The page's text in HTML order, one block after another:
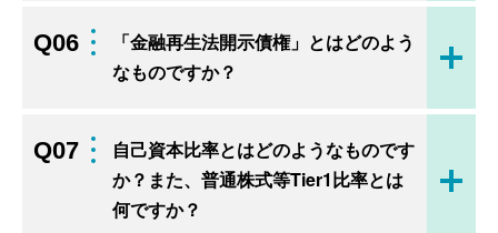
Q06
「金融再生法開示債権」とはどのよう
なものですか？
開く
Q07
自己資本比率とはどのようなものです
か？また、普通株式等Tier1比率とは
何ですか？
開く